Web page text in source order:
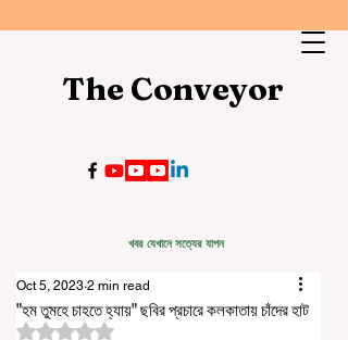
The Conveyor
খবর যেখানে সত্যের যাপন
"হম তুমহে চাহতে হ্যায়" ছবির প্রচারে কলকাতায় চাঁদের হাট
Oct 5, 2023 2 min read
Rated NaN out of 5 stars.